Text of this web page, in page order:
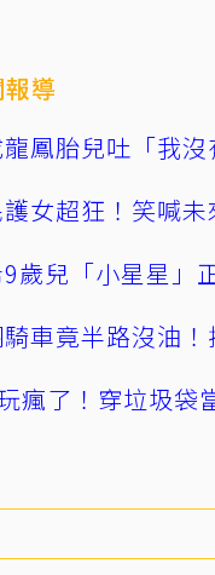
導
鳳胎兒吐「我
女超狂！笑喊
9歲兒「小星星
騎車竟半路沒油
瘋了！穿垃圾袋